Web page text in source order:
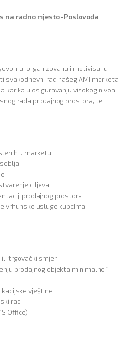
na radno mjesto -Poslovođa
organizovanu i motivisanu
svakodnevni rad našeg AMI marketa
karika u osiguravanju visokog nivoa
rada prodajnog prostora, te
u marketu
ciljeva
prodajnog prostora
vrhunske usluge kupcima
ili trgovački smjer
prodajnog objekta minimalno 1
vještine
rad
Office)